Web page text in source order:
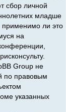
сбор личной
младше
применимо ли это
на
Group не
по правовым
указанных